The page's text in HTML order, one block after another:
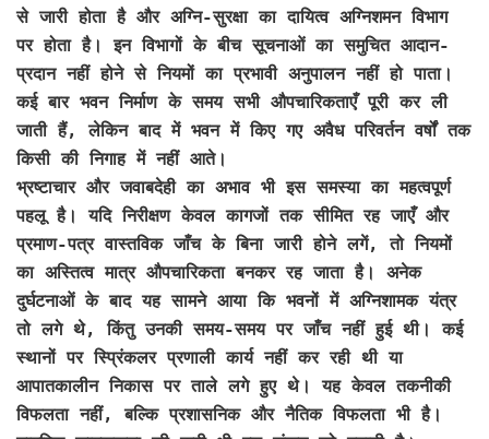
से जारी होता है और अग्नि-सुरक्षा का दायित्व अग्निशमन विभाग
पर होता है। इन विभागों के बीच सूचनाओं का समुचित आदान-
प्रदान नहीं होने से नियमों का प्रभावी अनुपालन नहीं हो पाता।
कई बार भवन निर्माण के समय सभी औपचारिकताएँ पूरी कर ली
जाती हैं, लेकिन बाद में भवन में किए गए अवैध परिवर्तन वर्षों तक
किसी की निगाह में नहीं आते।
भ्रष्टाचार और जवाबदेही का अभाव भी इस समस्या का महत्वपूर्ण
पहलू है। यदि निरीक्षण केवल कागजों तक सीमित रह जाएँ और
प्रमाण-पत्र वास्तविक जाँच के बिना जारी होने लगें, तो नियमों
का अस्तित्व मात्र औपचारिकता बनकर रह जाता है। अनेक
दुर्घटनाओं के बाद यह सामने आया कि भवनों में अग्निशामक यंत्र
तो लगे थे, किंतु उनकी समय-समय पर जाँच नहीं हुई थी। कई
स्थानों पर स्प्रिंकलर प्रणाली कार्य नहीं कर रही थी या
आपातकालीन निकास पर ताले लगे हुए थे। यह केवल तकनीकी
विफलता नहीं, बल्कि प्रशासनिक और नैतिक विफलता भी है।